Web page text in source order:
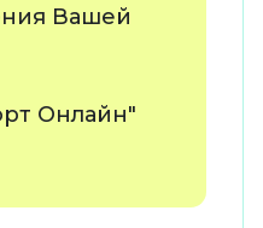
Вашей
Онлайн"